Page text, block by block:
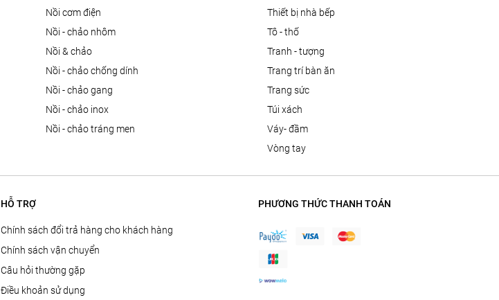
nồi cơm điện
nồi - chảo nhôm
nồi & chảo
nồi - chảo chống dính
nồi - chảo gang
nồi - chảo inox
nồi - chảo tráng men
thiết bị nhà bếp
tô - thố
tranh - tượng
trang trí bàn ăn
trang sức
túi xách
váy- đầm
vòng tay
HỖ TRỢ
Chính sách đổi trả hàng cho khách hàng
Chính sách vận chuyển
Câu hỏi thường gặp
Điều khoản sử dụng
PHƯƠNG THỨC THANH TOÁN